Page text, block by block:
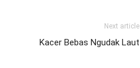
Next article
Kacer Bebas Ngudak Laut